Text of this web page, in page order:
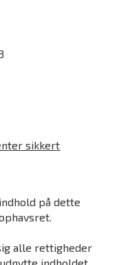
sikkert
på dette
alle rettigheder